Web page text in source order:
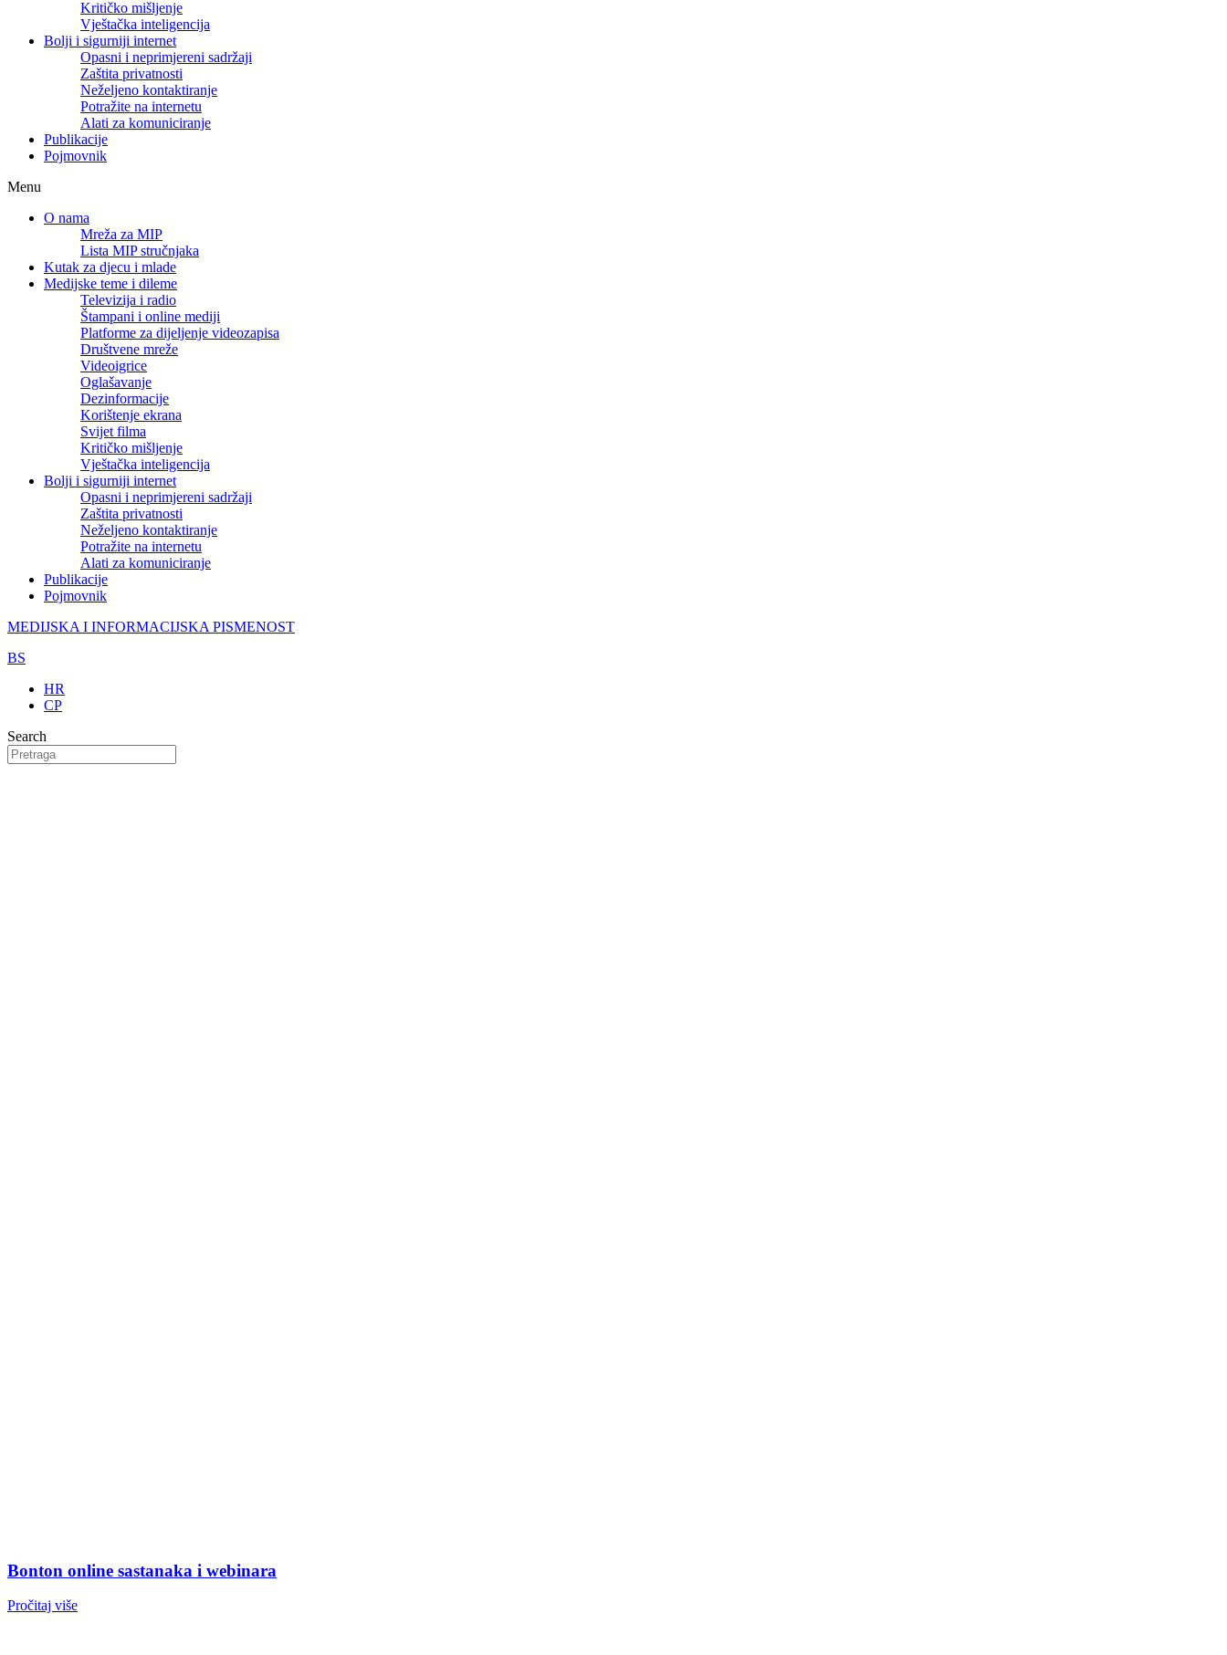
Kritičko mišljenje
Vještačka inteligencija
Bolji i sigurniji internet
Opasni i neprimjereni sadržaji
Zaštita privatnosti
Neželjeno kontaktiranje
Potražite na internetu
Alati za komuniciranje
Publikacije
Pojmovnik
Menu
O nama
Mreža za MIP
Lista MIP stručnjaka
Kutak za djecu i mlade
Medijske teme i dileme
Televizija i radio
Štampani i online mediji
Platforme za dijeljenje videozapisa
Društvene mreže
Videoigrice
Oglašavanje
Dezinformacije
Korištenje ekrana
Svijet filma
Kritičko mišljenje
Vještačka inteligencija
Bolji i sigurniji internet
Opasni i neprimjereni sadržaji
Zaštita privatnosti
Neželjeno kontaktiranje
Potražite na internetu
Alati za komuniciranje
Publikacije
Pojmovnik
MEDIJSKA I INFORMACIJSKA PISMENOST
BS
HR
CP
Search
Bonton online sastanaka i webinara
Pročitaj više